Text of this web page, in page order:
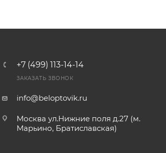
+7 (499) 113-14-14
ЗАКАЗАТЬ ЗВОНОК
info@beloptovik.ru
Москва ул.Нижние поля д.27 (м.
Марьино, Братиславская)